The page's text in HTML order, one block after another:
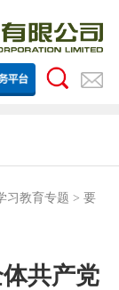
习教育专题 > 要
共产党